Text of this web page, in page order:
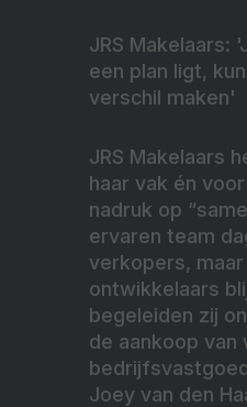
JRS Makelaars:
een plan ligt,
verschil maken'
JRS Makelaars
haar vak én
nadruk op
ervaren team
verkopers,
ontwikkelaars
begeleiden zij
de aankoop van
Joey van den